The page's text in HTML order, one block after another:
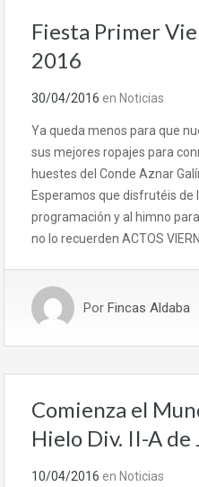
Fiesta Primer
2016
30/04/2016 en Noticias
Ya queda menos para que
sus mejores ropajes para
huestes del Conde Aznar
Esperamos que disfrutéis de
programación y al himno
no lo recuerden ACTOS
Por Fincas Aldaba
Comienza el
Hielo Div. II-A de
10/04/2016 en Noticias